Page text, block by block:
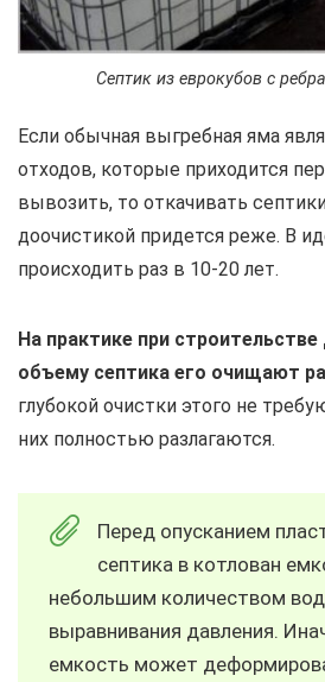
Септик из еврокубов с
Если обычная выгребная яма
отходов, которые приходится
вывозить, то откачивать
доочистикой придется реже. В
происходить раз в 10-20 лет.
На практике при
объему септика его очищают
глубокой очистки этого не
них полностью разлагаются.
Перед опусканием
септика в котлован
небольшим количеством
выравнивания давления.
емкость может